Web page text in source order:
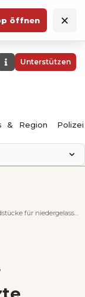
öffnen ×
Unterstützen
& Region Polizei
für niedergelassene Ärzte